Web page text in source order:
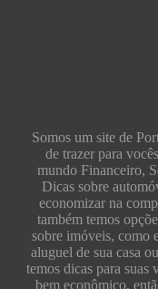
Somos um site de
de trazer para
mundo Financeiro,
Dicas sobre
economizar na
também temos
sobre imóveis, como
aluguel de sua casa
temos dicas para suas
bem econômico,